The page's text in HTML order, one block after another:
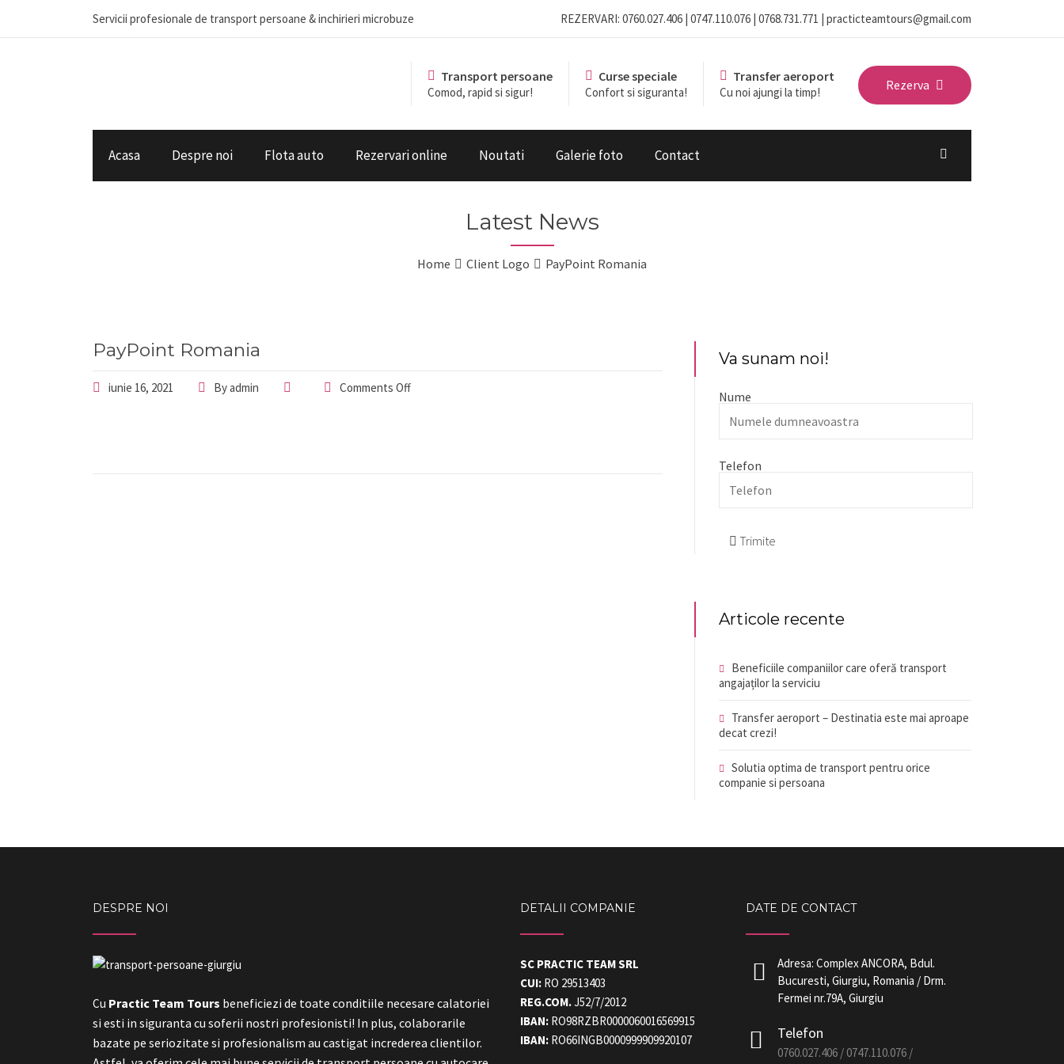
Servicii profesionale de transport persoane & inchirieri microbuze REZERVARI: 0760.027.406 | 0747.110.076 | 0768.731.771 | practicteamtours@gmail.com
Rezerva
Transport persoane
Comod, rapid si sigur!
Curse speciale
Confort si siguranta!
Transfer aeroport
Cu noi ajungi la timp!
Acasa Despre noi Flota auto Rezervari online Noutati Galerie foto Contact
Latest News
Home Client Logo PayPoint Romania
PayPoint Romania
iunie 16, 2021 Byadmin Comments Off
Va sunam noi!
Nume
Telefon
Trimite
Articole recente
Beneficiile companiilor care oferă transport
angajaților la serviciu
Transfer aeroport – Destinatia este mai aproape
decat crezi!
Solutia optima de transport pentru orice
companie si persoana
DESPRE NOI
Cu Practic Team Tours beneficiezi de toate conditiile necesare calatoriei
si esti in siguranta cu soferii nostri profesionisti! In plus, colaborarile
bazate pe seriozitate si profesionalism au castigat increderea clientilor.
DETALII COMPANIE
SC PRACTIC TEAM SRL
CUI: RO 29513403
REG.COM.J52/7/2012
IBAN: RO98RZBR0000060016569915
IBAN: RO66INGB0000999909920107
DATE DE CONTACT
Adresa: Complex ANCORA, Bdul.
Bucuresti, Giurgiu, Romania / Drm.
Fermei nr.79A, Giurgiu
Telefon
0760.027.406 / 0747.110.076 /